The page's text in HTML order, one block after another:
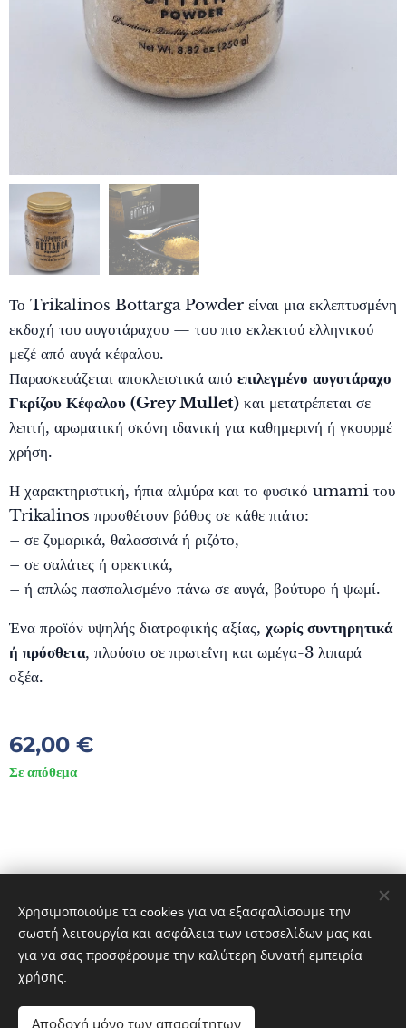
Το Trikalinos Bottarga Powder είναι μια εκλεπτυσμένη
εκδοχή του αυγοτάραχου — του πιο εκλεκτού ελληνικού
μεζέ από αυγά κέφαλου.
Παρασκευάζεται αποκλειστικά από επιλεγμένο αυγοτάραχο
Γκρίζου Κέφαλου (Grey Mullet) και μετατρέπεται σε
λεπτή, αρωματική σκόνη ιδανική για καθημερινή ή γκουρμέ
χρήση.
Η χαρακτηριστική, ήπια αλμύρα και το φυσικό umami του
Trikalinos προσθέτουν βάθος σε κάθε πιάτο:
– σε ζυμαρικά, θαλασσινά ή ριζότο,
– σε σαλάτες ή ορεκτικά,
– ή απλώς πασπαλισμένο πάνω σε αυγά, βούτυρο ή ψωμί.
Ένα προϊόν υψηλής διατροφικής αξίας, χωρίς συντηρητικά
ή πρόσθετα, πλούσιο σε πρωτεΐνη και ωμέγα-3 λιπαρά
οξέα.
62,00 €
Σε απόθεμα
Cookies
Γλώσσες
Χρησιμοποιούμε τα cookies για να εξασφαλίσουμε την
σωστή λειτουργία και ασφάλεια των ιστοσελίδων μας και
για να σας προσφέρουμε την καλύτερη δυνατή εμπειρία
χρήσης.
Αποδοχή μόνο των απαραίτητων